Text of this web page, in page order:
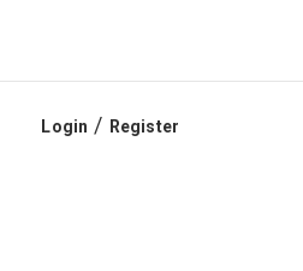
Login / Register